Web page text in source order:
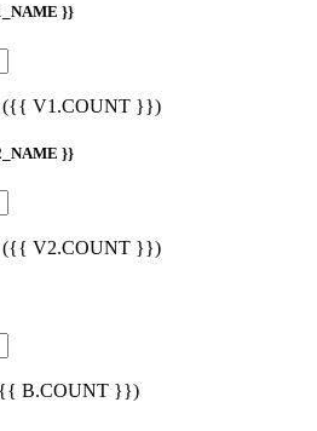
}}
({{ V1.COUNT }})
}}
({{ V2.COUNT }})
B.COUNT }})